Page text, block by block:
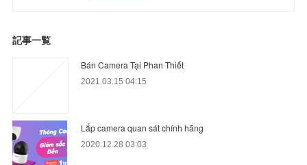
記事一覧
Bán Camera Tại Phan Thiết
2021.03.15 04:15
Lắp camera quan sát chính hãng
2020.12.28 03:03